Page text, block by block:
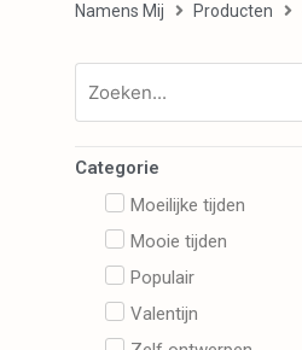
Namens Mij Producten
Categorie
Moeilijke tijden
Mooie tijden
Populair
Valentijn